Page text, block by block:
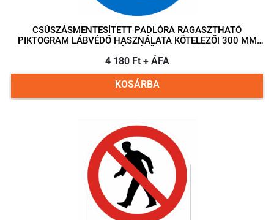
CSÚSZÁSMENTESÍTETT PADLÓRA RAGASZTHATÓ
PIKTOGRAM LÁBVÉDŐ HASZNÁLATA KÖTELEZŐ! 300 MM
4 180 Ft + ÁFA
KOSÁRBA